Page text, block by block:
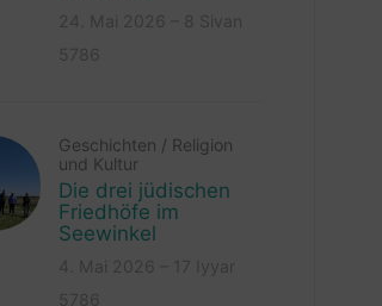
Geschichten / Religion
und Kultur
Die drei jüdischen
Friedhöfe im
Seewinkel